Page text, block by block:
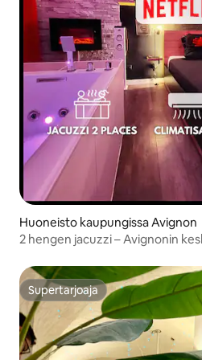
Huoneisto kaupungissa Avignon
2 hengen jacuzzi – Avignonin
Supertarjoaja
Supertarjoaja